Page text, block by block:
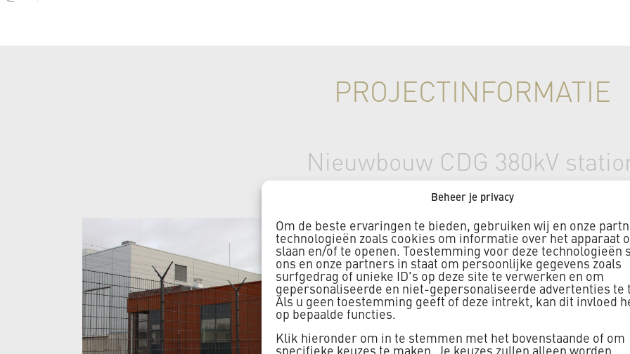
Beheer je privacy
Om de beste ervaringen te bieden, gebruiken wij en onze
technologieën zoals cookies om informatie over het apparaat
slaan en/of te openen. Toestemming voor deze technologieën
ons en onze partners in staat om persoonlijke gegevens zoals
surfgedrag of unieke ID's op deze site te verwerken en om
gepersonaliseerde en niet-gepersonaliseerde advertenties te
Als u geen toestemming geeft of deze intrekt, kan dit invloed
op bepaalde functies.
Klik hieronder om in te stemmen met het bovenstaande of om
PROJECTINFORMATIE
Nieuwbouw CDG 380kV
In Vijfhuizen is een
deel uitmaakt van de
150kV luchtgeïsoleerde
150kV GIS installatie, die